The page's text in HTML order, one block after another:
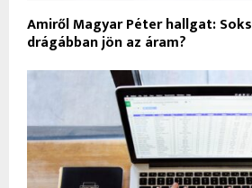
Amiről Magyar Péter hallgat:
drágábban jön az áram?